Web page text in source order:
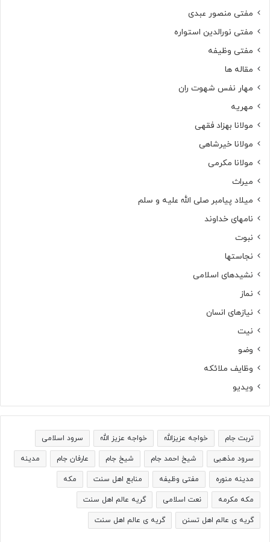
مفتی منصور عبدی
مفتی نورالدین استواره
مفتی وظیفه
مقاله ها
مهار نفس شهوت ران
مهریه
مولانا بهزاد فقهی
مولانا خیرشاهی
مولانا مکرمی
میراث
میلاد پیامبر صلی الله علیه و سلم
نامهای خداوند
نبوت
نجاستها
نشیدهای اسلامی
نماز
نیازهای انسان
نیت
وضو
وظایف ملائکه
ویدیو
تربت جام خواجه عزیزالله خواجه عزیز الله سرود اسلامی
سرود مذهبی شیخ احمد جام شیخ جام عارفان جام مدینه
مدینه منوره مفتی وظیفه منابع اهل سنت مکه
مکه مکرمه نعت اسلامی گریه عالم اهل سنت
گریه ی عالم اهل تسنن گریه ی عالم اهل سنت